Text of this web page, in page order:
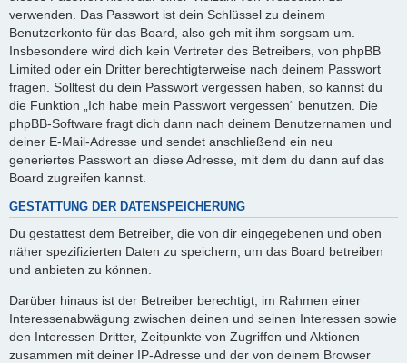
verwenden. Das Passwort ist dein Schlüssel zu deinem
Benutzerkonto für das Board, also geh mit ihm sorgsam um.
Insbesondere wird dich kein Vertreter des Betreibers, von phpBB
Limited oder ein Dritter berechtigterweise nach deinem Passwort
fragen. Solltest du dein Passwort vergessen haben, so kannst du
die Funktion „Ich habe mein Passwort vergessen“ benutzen. Die
phpBB-Software fragt dich dann nach deinem Benutzernamen und
deiner E-Mail-Adresse und sendet anschließend ein neu
generiertes Passwort an diese Adresse, mit dem du dann auf das
Board zugreifen kannst.
GESTATTUNG DER DATENSPEICHERUNG
Du gestattest dem Betreiber, die von dir eingegebenen und oben
näher spezifizierten Daten zu speichern, um das Board betreiben
und anbieten zu können.
Darüber hinaus ist der Betreiber berechtigt, im Rahmen einer
Interessenabwägung zwischen deinen und seinen Interessen sowie
den Interessen Dritter, Zeitpunkte von Zugriffen und Aktionen
zusammen mit deiner IP-Adresse und der von deinem Browser